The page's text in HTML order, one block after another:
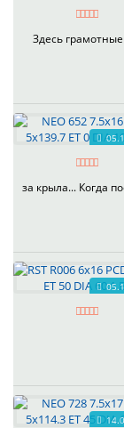
Здесь
за крыла... Когда